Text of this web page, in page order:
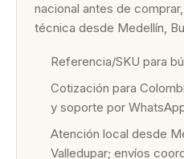
nacional antes de
técnica desde Medellín,
Referencia/SKU para
Cotización para
y soporte por
Atención local desde
Valledupar; envíos